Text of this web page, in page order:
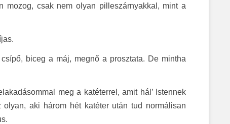
csak nem olyan pilleszárnyakkal, mint a
biceg a máj, megnő a prosztata. De mintha
meg a katéterrel, amit hál’ Istennek
aki három hét katéter után tud normálisan